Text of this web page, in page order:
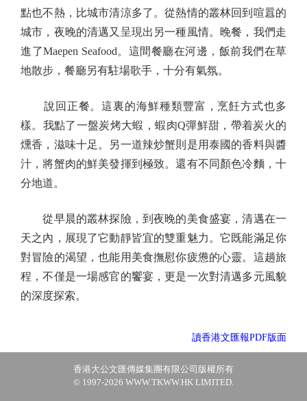
點也不熱，比城市清涼多了。從熱情的叢林回到喧囂的
城市，夜晚的清邁又呈現出另一種風情。晚餐，我們走
進了Maepen Seafood。這間餐廳在河邊，飯前我們在草
地散步，餐廳另有駐場歌手，十分有氣氛。
說回正餐。這裏的海鮮種類豐富，烹飪方式也多
樣。我點了一盤炭烤大蝦，蝦肉Q彈鮮甜，帶着炭火的
燻香，滋味十足。另一道辣炒蟹則是用泰國的香料與醬
汁，將蟹肉的鮮美發揮到極致。還有不同顏色冷麵，十
分地道。
從早晨的叢林探險，到夜晚的美食盛宴，清邁在一
天之內，展現了它動靜皆宜的雙重魅力。它既能滿足你
對冒險的渴望，也能用美食撫慰你疲憊的心靈。這趟旅
程，不僅是一場感官的饗宴，更是一次對清邁多元風貌
的深度探索。
讀香港文匯報PDF版面
香港大公文匯傳媒集團有限公司版權所有
© 1997-2026 WWW.TKWW.HK LIMITED.